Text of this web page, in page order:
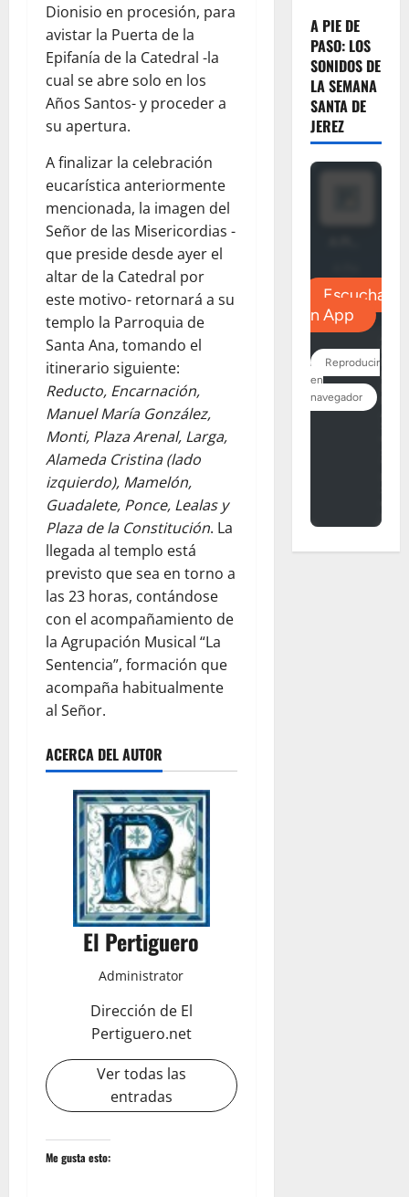
Dionisio en procesión, para
avistar la Puerta de la
Epifanía de la Catedral -la
cual se abre solo en los
Años Santos- y proceder a
su apertura.
A finalizar la celebración
eucarística anteriormente
mencionada, la imagen del
Señor de las Misericordias -
que preside desde ayer el
altar de la Catedral por
este motivo- retornará a su
templo la Parroquia de
Santa Ana, tomando el
itinerario siguiente:
Reducto, Encarnación,
Manuel María González,
Monti, Plaza Arenal, Larga,
Alameda Cristina (lado
izquierdo), Mamelón,
Guadalete, Ponce, Lealas y
Plaza de la Constitución. La
llegada al templo está
previsto que sea en torno a
las 23 horas, contándose
con el acompañamiento de
la Agrupación Musical “La
Sentencia”, formación que
acompaña habitualmente
al Señor.
ACERCA DEL AUTOR
El Pertiguero
Administrator
Dirección de El
Pertiguero.net
Ver todas las
entradas
Me gusta esto:
A PIE DE
PASO: LOS
SONIDOS DE
LA SEMANA
SANTA DE
JEREZ